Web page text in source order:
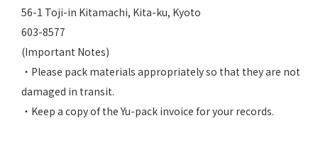
56-1 Toji-in Kitamachi, Kita-ku, Kyoto
603-8577
(Important Notes)
・Please pack materials appropriately so that they are not
damaged in transit.
・Keep a copy of the Yu-pack invoice for your records.